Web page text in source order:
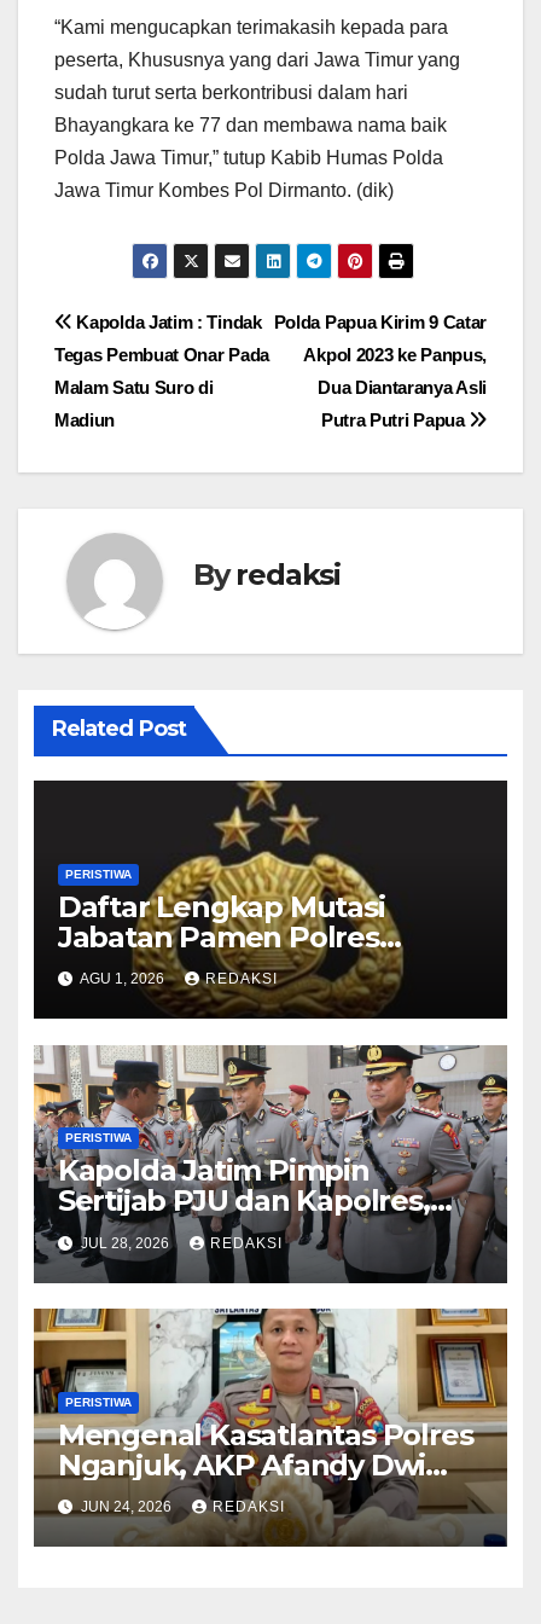
“Kami mengucapkan terimakasih kepada para
peserta, Khususnya yang dari Jawa Timur yang
sudah turut serta berkontribusi dalam hari
Bhayangkara ke 77 dan membawa nama baik
Polda Jawa Timur,” tutup Kabib Humas Polda
Jawa Timur Kombes Pol Dirmanto. (dik)
Navigasi
pos
Polda Papua Kirim 9 Catar
Akpol 2023 ke Panpus,
Dua Diantaranya Asli
Putra Putri Papua
Kapolda Jatim : Tindak
Tegas Pembuat Onar Pada
Malam Satu Suro di
Madiun
Byredaksi
Related Post
PERISTIWA
Daftar Lengkap Mutasi
Jabatan Pamen Polres
Jajaran Polda Jatim 2026
AGU 1, 2026 REDAKSI
PERISTIWA
Kapolda Jatim Pimpin
Sertijab PJU dan Kapolres,
Perkuat Regenerasi
Kepemimpinan dan
Pelayanan Presisi
JUL 28, 2026 REDAKSI
PERISTIWA
Mengenal Kasatlantas Polres
Nganjuk, AKP Afandy Dwi
Takdir
JUN 24, 2026 REDAKSI